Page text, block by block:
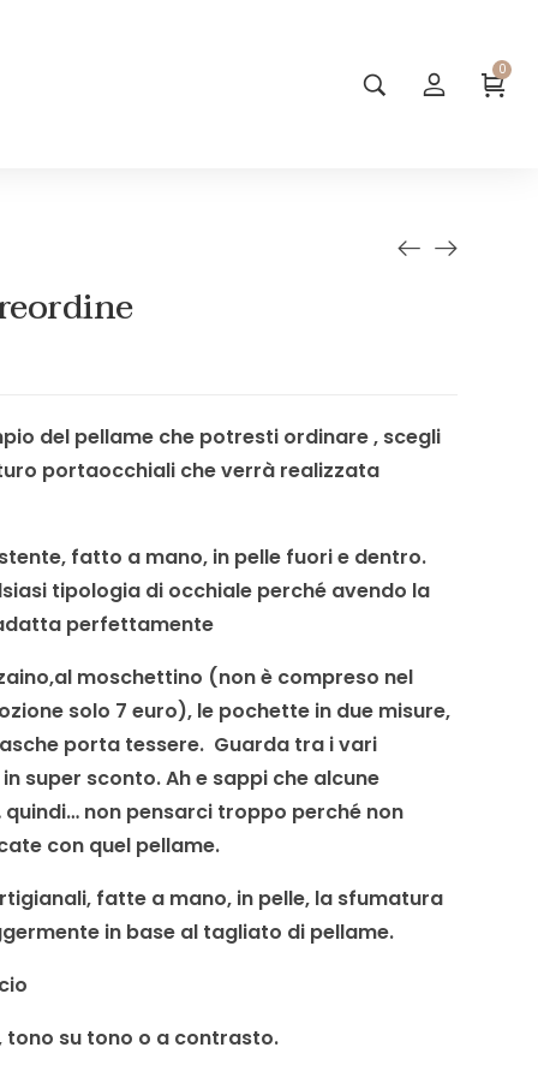
0
del pellame che potresti ordinare , scegli
portaocchiali che verrà realizzata
fatto a mano, in pelle fuori e dentro.
tipologia di occhiale perché avendo la
perfettamente
moschettino (non è compreso nel
solo 7 euro), le pochette in due misure,
porta tessere. Guarda tra i vari
super sconto. Ah e sappi che alcune
non pensarci troppo perché non
con quel pellame.
fatte a mano, in pelle, la sfumatura
in base al tagliato di pellame.
su tono o a contrasto.